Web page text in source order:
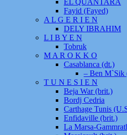
EL QUANTARA
Fayid (Fayed)
A L G E R I E N
DELY IBRAHIM
L I B Y E N
Tobruk
M A R O K K O
Casablanca (dt.)
– Ben M`Sik
T U N E S I E N
Beja War (brit.)
Bordj Cedria
Carthage Tunis
Enfidaville (brit.)
La Marsa-